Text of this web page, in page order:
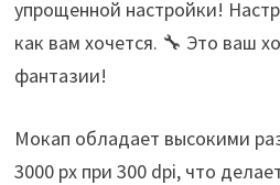
упрощенной настройки!
как вам хочется. 🔧 Это ваш
фантазии!
Мокап обладает высокими
3000 px при 300 dpi, что